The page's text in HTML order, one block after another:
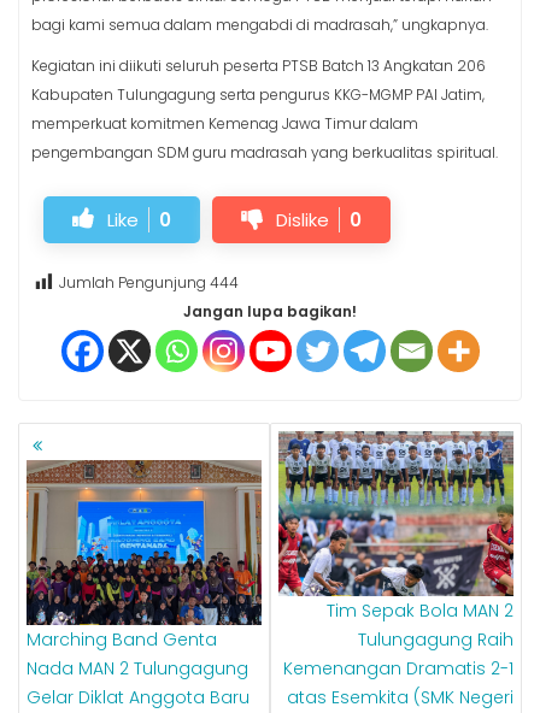
bagi kami semua dalam mengabdi di madrasah,” ungkapnya.
Kegiatan ini diikuti seluruh peserta PTSB Batch 13 Angkatan 206
Kabupaten Tulungagung serta pengurus KKG-MGMP PAI Jatim,
memperkuat komitmen Kemenag Jawa Timur dalam
pengembangan SDM guru madrasah yang berkualitas spiritual.
Like 0 Dislike 0
Jumlah Pengunjung 444
Jangan lupa bagikan!
NAVIGASI
POS
Marching Band Genta
Nada MAN 2 Tulungagung
Gelar Diklat Anggota Baru
Tim Sepak Bola MAN 2
Tulungagung Raih
Kemenangan Dramatis 2-1
atas Esemkita (SMK Negeri